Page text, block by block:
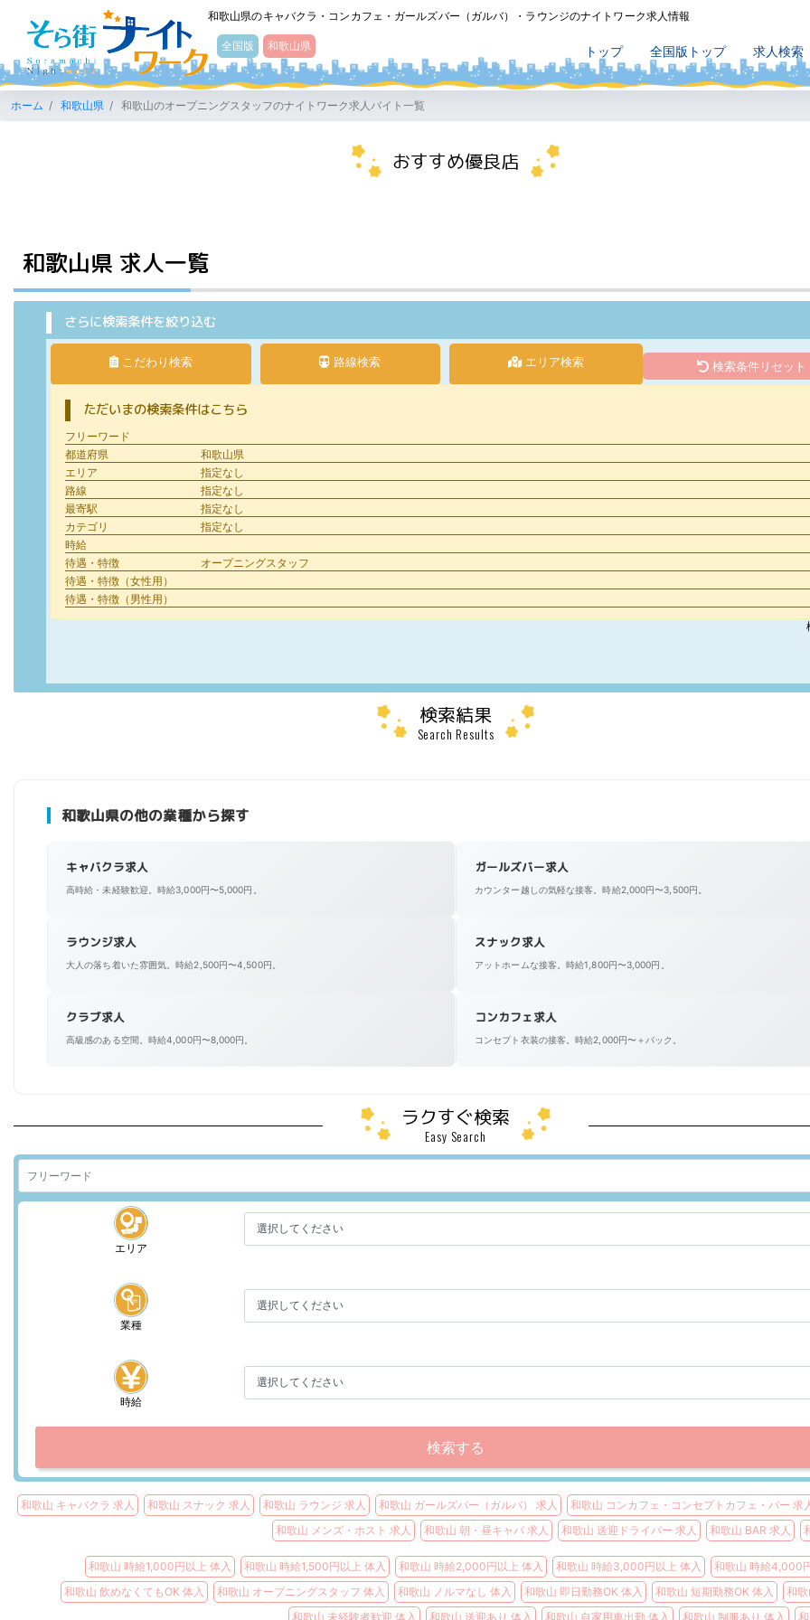
そら街ナイトワーク
和歌山県のキャバクラ・コンカフェ・ガールズバー（ガルバ）・ラウンジのナイトワーク求人情報
全国版 和歌山県 トップ 全国版トップ 求人検索
ホーム 和歌山県 和歌山のオープニングスタッフのナイトワーク求人バイト一覧
おすすめ優良店
和歌山県 求人一覧
さらに検索条件を絞り込む
こだわり検索 路線検索 エリア検索 検索条件リセット
ただいまの検索条件はこちら
フリーワード
都道府県
和歌山県
エリア
指定なし
路線
指定なし
最寄駅
指定なし
カテゴリ
指定なし
時給
待遇・特徴
オープニングスタッフ
待遇・特徴（女性用）
待遇・特徴（男性用）
検索結果
Search Results
和歌山県の他の業種から探す
キャバクラ求人
高時給・未経験歓迎。時給3,000円〜5,000円。
ガールズバー求人
カウンター越しの気軽な接客。時給2,000円〜3,500円。
ラウンジ求人
大人の落ち着いた雰囲気。時給2,500円〜4,500円。
スナック求人
アットホームな接客。時給1,800円〜3,000円。
クラブ求人
高級感のある空間。時給4,000円〜8,000円。
コンカフェ求人
コンセプト衣装の接客。時給2,000円〜＋バック。
ラクすぐ検索
Easy Search
エリア
業種
時給
検索する
和歌山 キャバクラ 求人 和歌山 スナック 求人 和歌山 ラウンジ 求人 和歌山 ガールズバー（ガルバ） 求人 和歌山 コンカフェ・コンセプトカフェ・バー 求
和歌山 メンズ・ホスト 求人
和歌山 朝・昼キャバ 求人 和歌山 送迎ドライバー 求人 和歌山 BAR 求人
和歌山 時給1,000円以上 体入 和歌山 時給1,500円以上 体入 和歌山 時給2,000円以上 体入 和歌山 時給3,000円以上 体入 和歌山 時給4,000
和歌山 飲めなくてもOK 体入
和歌山 オープニングスタッフ 体入 和歌山 ノルマなし 体入 和歌山 即日勤務OK 体入 和歌山 短期勤務OK 体入 和歌
和歌山 未経験者歓迎 体入
和歌山 送迎あり 体入 和歌山 自家用車出勤 体入 和歌山 制服あり 体入